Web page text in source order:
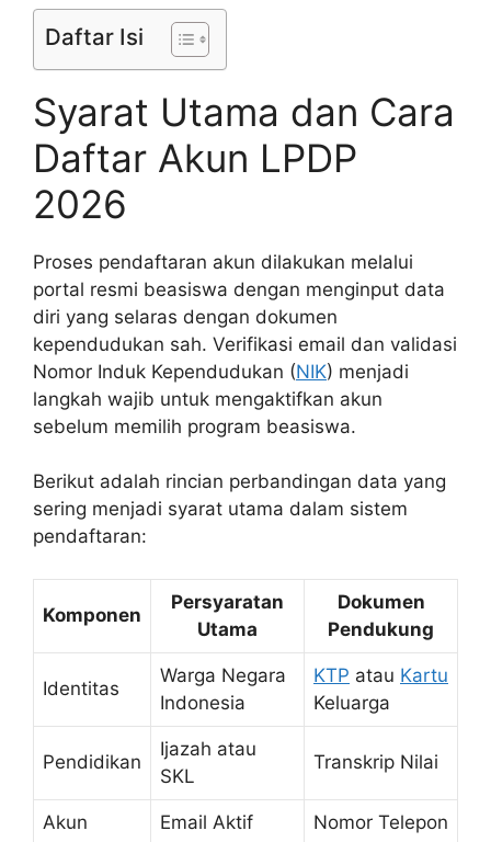
Daftar Isi
Syarat Utama dan Cara
Daftar Akun LPDP
2026
Proses pendaftaran akun dilakukan melalui
portal resmi beasiswa dengan menginput data
diri yang selaras dengan dokumen
kependudukan sah. Verifikasi email dan validasi
Nomor Induk Kependudukan (NIK) menjadi
langkah wajib untuk mengaktifkan akun
sebelum memilih program beasiswa.
Berikut adalah rincian perbandingan data yang
sering menjadi syarat utama dalam sistem
pendaftaran:
Komponen
Persyaratan
Utama
Dokumen
Pendukung
Identitas
Warga Negara
Indonesia
KTP atau Kartu
Keluarga
Pendidikan
Ijazah atau
SKL
Transkrip Nilai
Akun Email Aktif Nomor Telepon